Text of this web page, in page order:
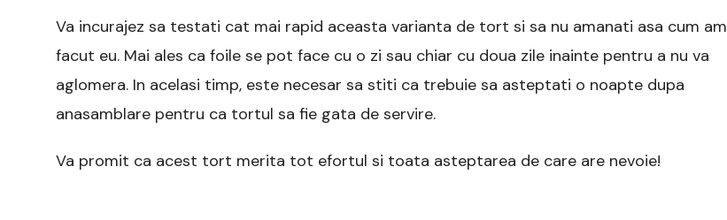
Va incurajez sa testati cat mai rapid aceasta varianta de tort si sa nu amanati asa cum am
facut eu. Mai ales ca foile se pot face cu o zi sau chiar cu doua zile inainte pentru a nu va
aglomera. In acelasi timp, este necesar sa stiti ca trebuie sa asteptati o noapte dupa
anasamblare pentru ca tortul sa fie gata de servire.
Va promit ca acest tort merita tot efortul si toata asteptarea de care are nevoie!